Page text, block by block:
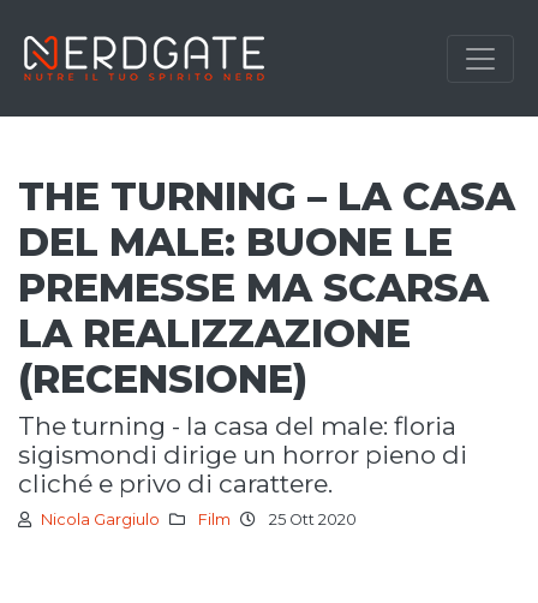
THE TURNING – LA CASA
DEL MALE: BUONE LE
PREMESSE MA SCARSA
LA REALIZZAZIONE
(RECENSIONE)
the turning - la casa del male: floria
sigismondi dirige un horror pieno di
cliché e privo di carattere.
Nicola Gargiulo Film 25 Ott 2020